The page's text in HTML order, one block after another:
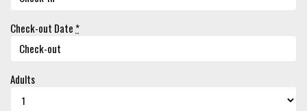
Check-out Date *
Adults